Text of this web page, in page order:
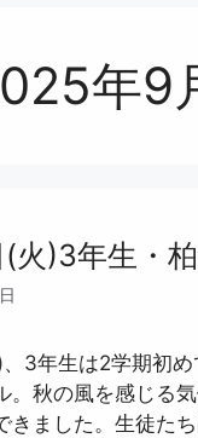
年9
火)3年生・
3年生は2学期初
。秋の風を感じる
きました。生徒た